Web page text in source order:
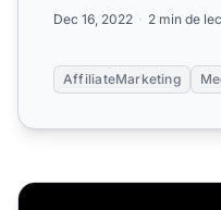
Dec 16, 2022 2 min de
AffiliateMarketing
Ajouter des liens